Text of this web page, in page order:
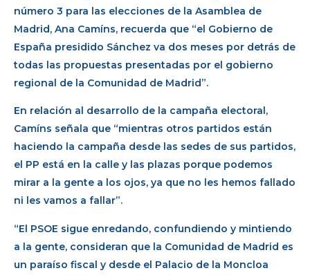
número 3 para las elecciones de la Asamblea de
Madrid, Ana Camíns, recuerda que “el Gobierno de
España presidido Sánchez va dos meses por detrás de
todas las propuestas presentadas por el gobierno
regional de la Comunidad de Madrid”.
En relación al desarrollo de la campaña electoral,
Camíns señala que “mientras otros partidos están
haciendo la campaña desde las sedes de sus partidos,
el PP está en la calle y las plazas porque podemos
mirar a la gente a los ojos, ya que no les hemos fallado
ni les vamos a fallar”.
“El PSOE sigue enredando, confundiendo y mintiendo
a la gente, consideran que la Comunidad de Madrid es
un paraíso fiscal y desde el Palacio de la Moncloa